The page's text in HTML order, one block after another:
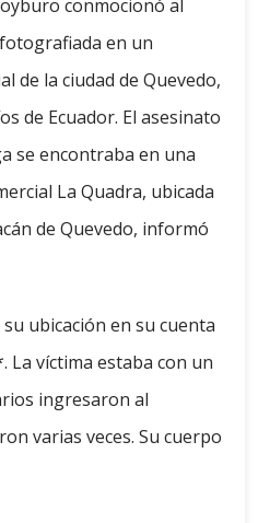
conmocionó al
en un
de la ciudad de Quevedo,
de Ecuador. El asesinato
se encontraba en una
La Quadra, ubicada
de Quevedo, informó
ubicación en su cuenta
La víctima estaba con un
ingresaron al
varias veces. Su cuerpo